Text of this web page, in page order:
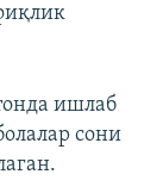
ишлаб
сони